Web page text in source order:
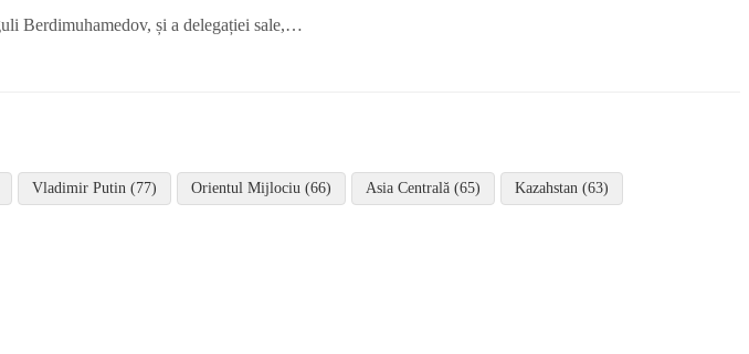
Berdimuhamedov, și a delegației sale,…
Vladimir Putin (77) Orientul Mijlociu (66) Asia Centrală (65) Kazahstan (63)